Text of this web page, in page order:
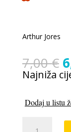
Arthur Jores
7,00€
Najniža
Dodaj u listu